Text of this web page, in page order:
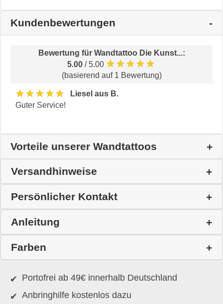
Kundenbewertungen
Bewertung für Wandtattoo Die Kunst...:
5.00 / 5.00 ★★★★★
(basierend auf 1 Bewertung)
★★★★★
Liesel aus B.
Guter Service!
Vorteile unserer Wandtattoos
Versandhinweise
Persönlicher Kontakt
Anleitung
Farben
Portofrei ab 49€ innerhalb Deutschland
Anbringhilfe kostenlos dazu